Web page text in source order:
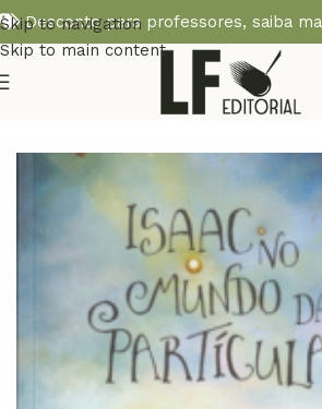
Skip to navigation
Skip to main content
Desconto para professores, saiba
Início